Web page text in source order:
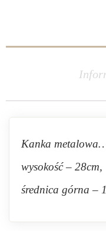
Kanka
wysokość – 28cm,
średnica górna –